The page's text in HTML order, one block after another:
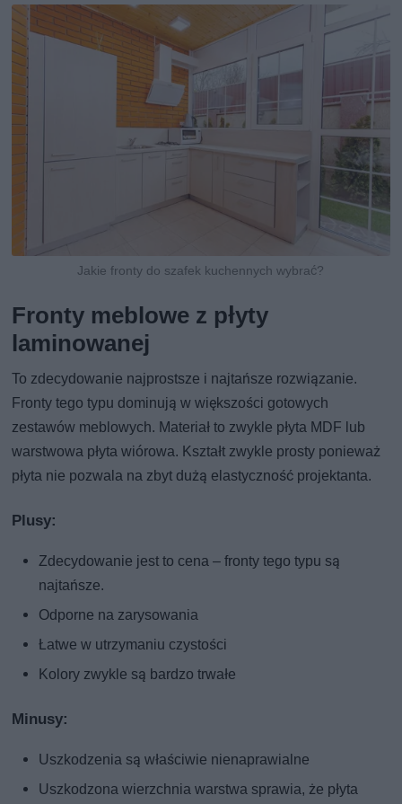
Jakie fronty do szafek kuchennych wybrać?
Fronty meblowe z płyty
laminowanej
To zdecydowanie najprostsze i najtańsze rozwiązanie.
Fronty tego typu dominują w większości gotowych
zestawów meblowych. Materiał to zwykle płyta MDF lub
warstwowa płyta wiórowa. Kształt zwykle prosty ponieważ
płyta nie pozwala na zbyt dużą elastyczność projektanta.
Plusy:
Zdecydowanie jest to cena – fronty tego typu są
najtańsze.
Odporne na zarysowania
Łatwe w utrzymaniu czystości
Kolory zwykle są bardzo trwałe
Minusy:
Uszkodzenia są właściwie nienaprawialne
Uszkodzona wierzchnia warstwa sprawia, że płyta